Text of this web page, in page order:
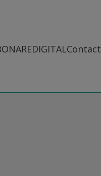
DIGITALContact